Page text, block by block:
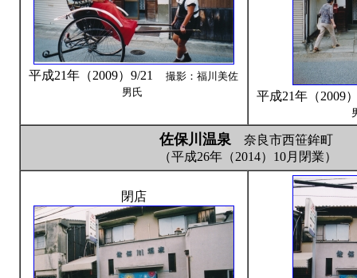
平成21年（2009）9/21撮影：福川美佐
男氏
平成21年（
佐保川温泉 奈良市西笹鉾町
（平成26年（2014）10月閉業）
閉店